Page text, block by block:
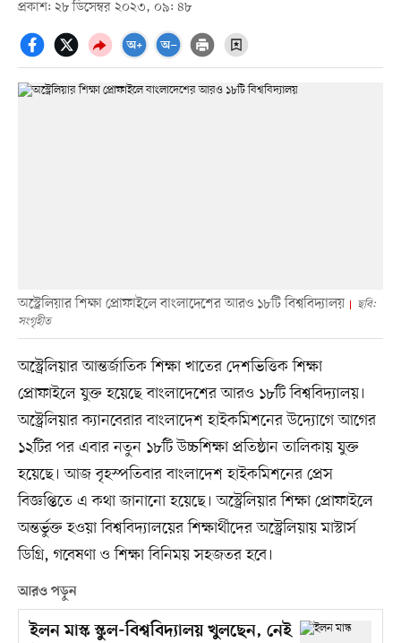
প্রকাশ: ২৮ ডিসেম্বর ২০২৩, ০৯: ৪৮
অস্ট্রেলিয়ার শিক্ষা প্রোফাইলে বাংলাদেশের আরও ১৮টি বিশ্ববিদ্যালয়
ছবি:
সংগৃহীত
অস্ট্রেলিয়ার আন্তর্জাতিক শিক্ষা খাতের দেশভিত্তিক শিক্ষা
প্রোফাইলে যুক্ত হয়েছে বাংলাদেশের আরও ১৮টি বিশ্ববিদ্যালয়।
অস্ট্রেলিয়ার ক্যানবেরার বাংলাদেশ হাইকমিশনের উদ্যোগে আগের
১২টির পর এবার নতুন ১৮টি উচ্চশিক্ষা প্রতিষ্ঠান তালিকায় যুক্ত
হয়েছে। আজ বৃহস্পতিবার বাংলাদেশ হাইকমিশনের প্রেস
বিজ্ঞপ্তিতে এ কথা জানানো হয়েছে। অস্ট্রেলিয়ার শিক্ষা প্রোফাইলে
অন্তর্ভুক্ত হওয়া বিশ্ববিদ্যালয়ের শিক্ষার্থীদের অস্ট্রেলিয়ায় মাস্টার্স
ডিগ্রি, গবেষণা ও শিক্ষা বিনিময় সহজতর হবে।
আরও পড়ুন
ইলন মাস্ক স্কুল-বিশ্ববিদ্যালয় খুলছেন, নেই